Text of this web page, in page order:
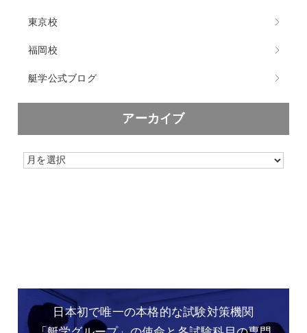
東京校
福岡校
艇学公式ブログ
アーカイブ
日本初で唯一の本格的な試験対策機関